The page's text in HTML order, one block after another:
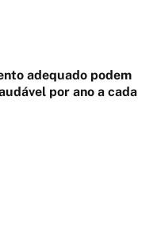
adequado podem
por ano a cada